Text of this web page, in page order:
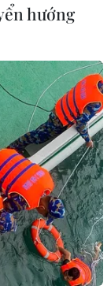
mưa
lân cận
quá 130
gây ra tình
hàng.
hướng